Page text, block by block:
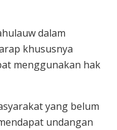
dalam
khususnya
menggunakan hak
yang belum
undangan